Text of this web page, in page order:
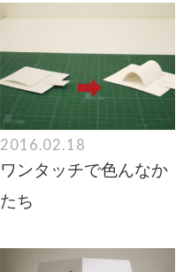
2016.02.18
ワンタッチで色んなか
たち